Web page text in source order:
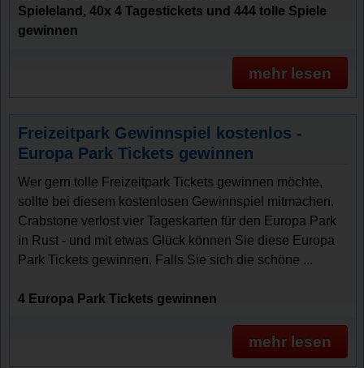
Spieleland, 40x 4 Tagestickets und 444 tolle Spiele
gewinnen
mehr lesen
Freizeitpark Gewinnspiel kostenlos -
Europa Park Tickets gewinnen
Wer gern tolle Freizeitpark Tickets gewinnen möchte,
sollte bei diesem kostenlosen Gewinnspiel mitmachen.
Crabstone verlost vier Tageskarten für den Europa Park
in Rust - und mit etwas Glück können Sie diese Europa
Park Tickets gewinnen. Falls Sie sich die schöne ...
4 Europa Park Tickets gewinnen
mehr lesen